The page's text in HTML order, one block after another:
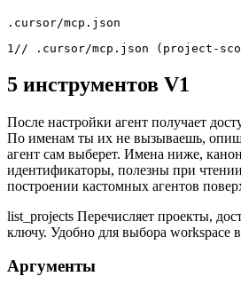
.cursor/mcp.json
1 // .cursor/mcp.json (project-
5 инструментов V1
После настройки агент получает
По именам ты их не вызываешь,
агент сам выберет. Имена ниже,
идентификаторы, полезны при
построении кастомных агентов
list_projects Перечисляет проекты,
ключу. Удобно для выбора workspace в
Аргументы